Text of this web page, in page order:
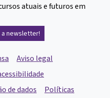
atuais e futuros em
newsletter!
Aviso legal
de dados
Políticas